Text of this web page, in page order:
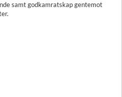
samt godkamratskap gentemot